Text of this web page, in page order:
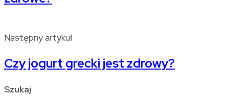
Następny artykuł
Czy jogurt grecki jest zdrowy?
Szukaj